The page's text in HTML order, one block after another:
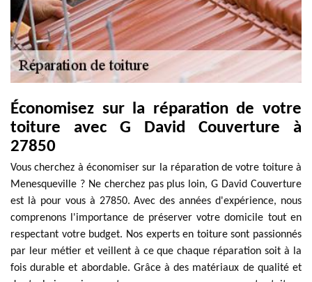
Économisez sur la réparation de votre
toiture avec G David Couverture à
27850
Vous cherchez à économiser sur la réparation de votre toiture à
Menesqueville ? Ne cherchez pas plus loin, G David Couverture
est là pour vous à 27850. Avec des années d'expérience, nous
comprenons l'importance de préserver votre domicile tout en
respectant votre budget. Nos experts en toiture sont passionnés
par leur métier et veillent à ce que chaque réparation soit à la
fois durable et abordable. Grâce à des matériaux de qualité et